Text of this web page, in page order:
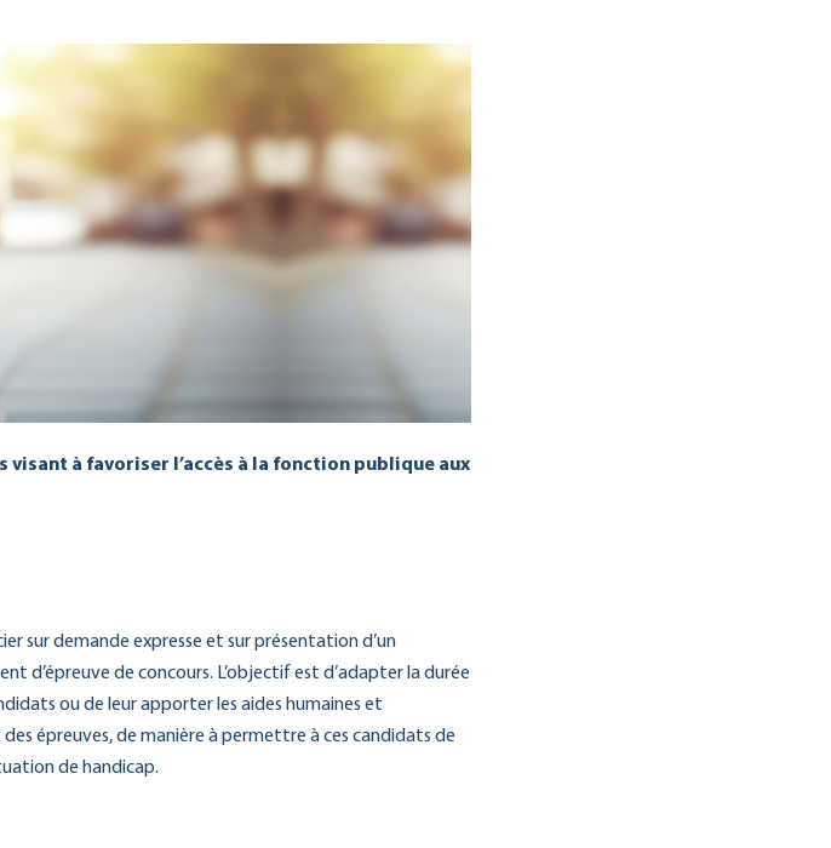
à favoriser l’accès à la fonction publique aux
sur demande expresse et sur présentation d’un
d’épreuve de concours. L’objectif est d’adapter la durée
ou de leur apporter les aides humaines et
épreuves, de manière à permettre à ces candidats de
de handicap.